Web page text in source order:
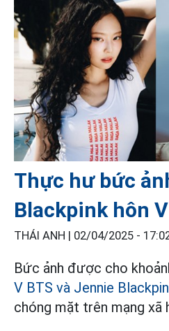
Thực hư bức
Blackpink hôn
THÁI ANH | 02/04/2025 -
Bức ảnh được cho
V BTS và Jennie
chóng mặt trên mạng xã